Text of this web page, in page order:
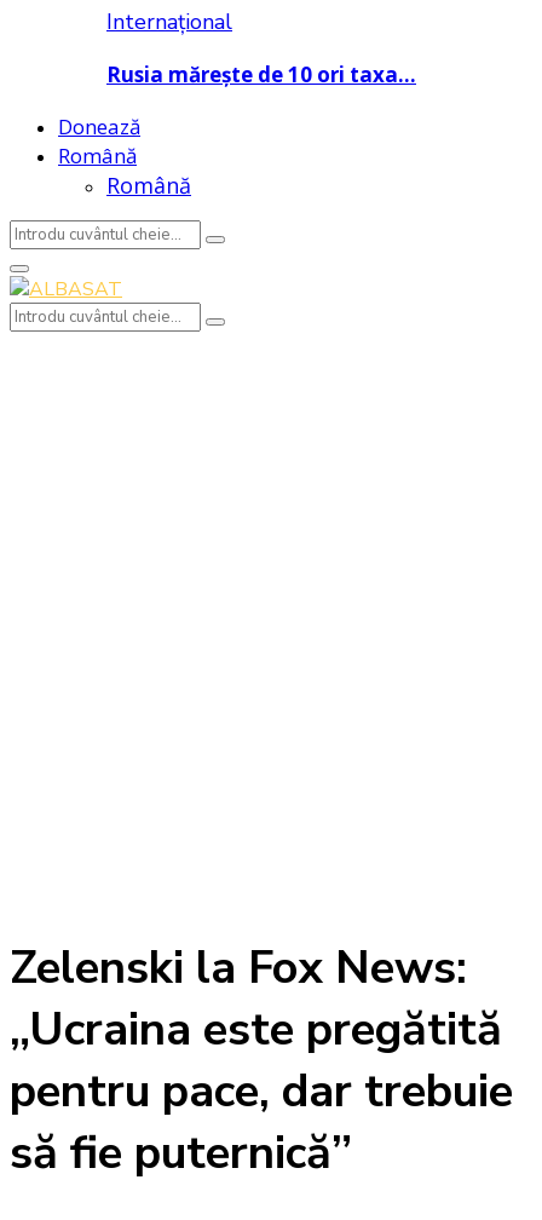
Internațional
Rusia mărește de 10 ori taxa…
Donează
Română
Română
Search
for:
Search
Primary
Menu
Search
Search
Zelenski la Fox News:
„Ucraina este pregătită
pentru pace, dar trebuie
să fie puternică”